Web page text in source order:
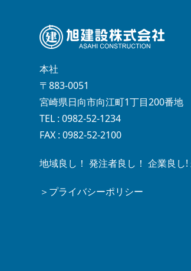
本社
〒883-0051
宮崎県日向市向江町1丁目200番地
TEL : 0982-52-1234
FAX : 0982-52-2100
地域良し！ 発注者良し！ 企業良し
＞プライバシーポリシー